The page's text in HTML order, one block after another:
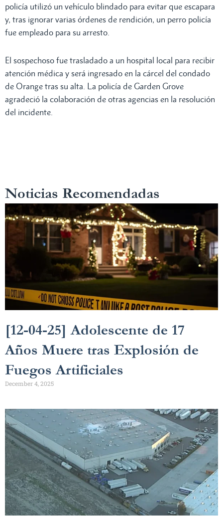
policía utilizó un vehículo blindado para evitar que escapara
y, tras ignorar varias órdenes de rendición, un perro policía
fue empleado para su arresto.
El sospechoso fue trasladado a un hospital local para recibir
atención médica y será ingresado en la cárcel del condado
de Orange tras su alta. La policía de Garden Grove
agradeció la colaboración de otras agencias en la resolución
del incidente.
Noticias Recomendadas
[12-04-25] Adolescente de 17
Años Muere tras Explosión de
Fuegos Artificiales
December 4, 2025